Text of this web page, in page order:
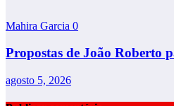
Mahira Garcia 0
Propostas de João Roberto
agosto 5, 2026